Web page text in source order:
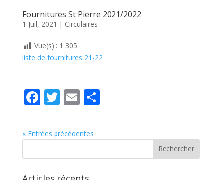
e
b
o
o
itt
er
ai
l
ta
Fournitures St Pierre 2021/2022
1 Juil, 2021 | Circulaires
Vue(s) : 1 305
liste de fournitures 21-22
F
ac
e
b
o
o
T
w
itt
er
E
m
ai
l
P
g
er
« Entrées précédentes